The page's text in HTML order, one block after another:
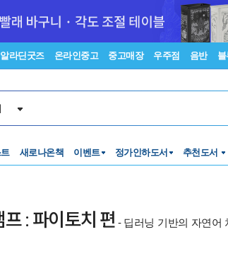
알라딘굿즈 온라인중고 중고매장 우주점 음반 블
새로나온책 이벤트 정가인하도서 추천도서
: 파이토치 편 - 딥러닝 기반의 자연어